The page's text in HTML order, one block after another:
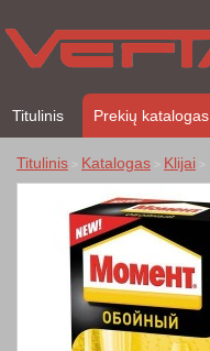
Titulinis Prekių katalogas
Titulinis > Katalogas > Klijai >